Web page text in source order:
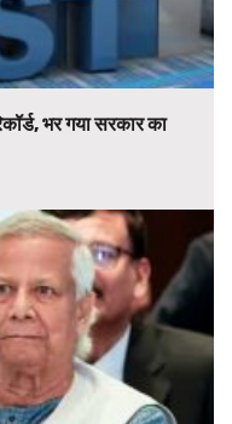
भर गया सरकार का